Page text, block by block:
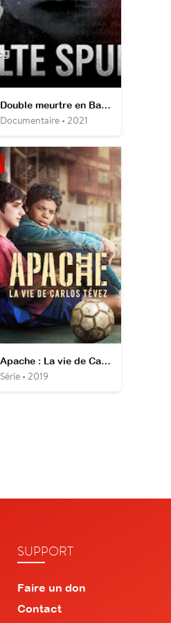
Double meurtre en Basse Saxe
Documentaire • 2021
Apache : La vie de Carlos Tevez
Série • 2019
SUPPORT
Faire un don
Contact